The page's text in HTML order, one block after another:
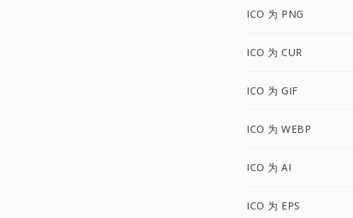
ICO 为 PNG
ICO 为 CUR
ICO 为 GIF
ICO 为 WEBP
ICO 为 AI
ICO 为 EPS